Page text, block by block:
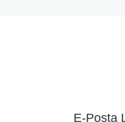
E-Posta